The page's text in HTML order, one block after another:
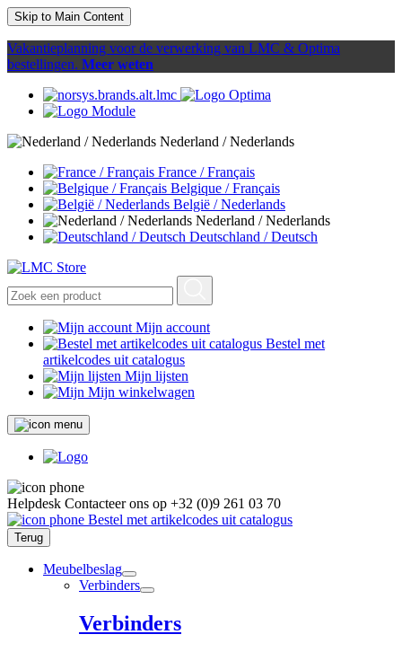
Skip to Main Content
Vakantieplanning voor de verwerking van LMC & Optima
bestellingen. Meer weten
Nederland / Nederlands
France / Français
Belgique / Français
België / Nederlands
Nederland / Nederlands
Deutschland / Deutsch
Mijn account
Bestel met
artikelcodes uit catalogus
Mijn lijsten
Mijn winkelwagen
Helpdesk Contacteer ons op +32 (0)9 261 03 70
Bestel met artikelcodes uit catalogus
Terug
Meubelbeslag
Verbinders
Verbinders